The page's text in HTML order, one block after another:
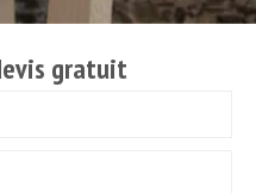
gratuit